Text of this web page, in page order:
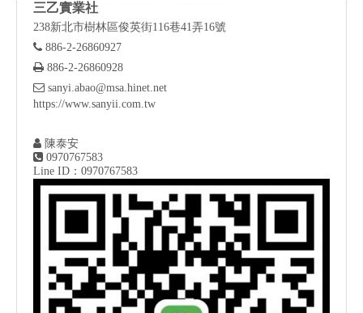
三乙實業社
238新北市樹林區俊英街116巷41弄16號
 886-2-26860927
 886-2-26860928
 sanyi.abao@msa.hinet.net
https://www.sanyii.com.tw
 陳泰安
 0970767583
Line ID：0970767583